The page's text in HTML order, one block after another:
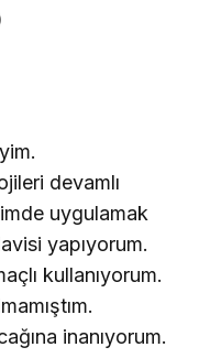
devamlı
uygulamak
yapıyorum.
kullanıyorum.
inanıyorum.